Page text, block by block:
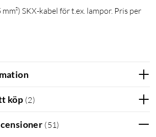
SKX-kabel för t.ex. lampor. Pris per
köp (2)
(51 )